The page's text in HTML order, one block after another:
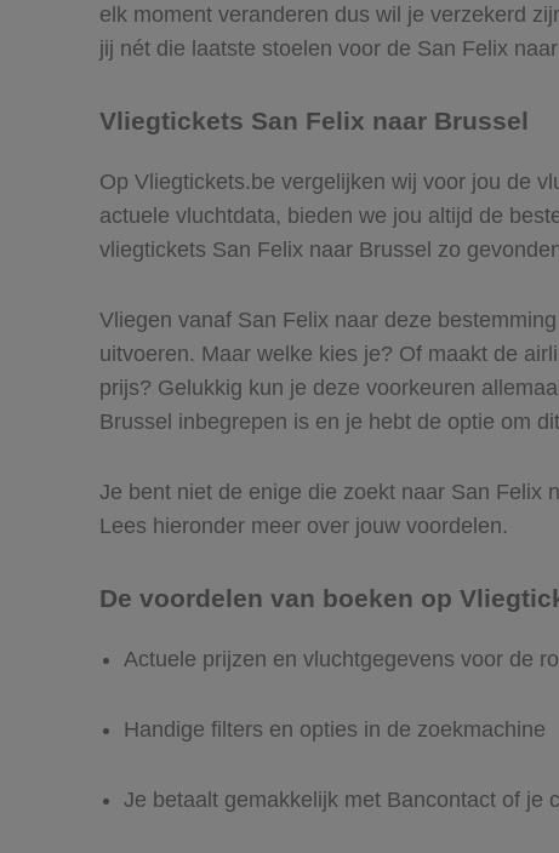
elk moment veranderen dus wil je verzekerd
jij nét die laatste stoelen voor de San Felix
Vliegtickets San Felix naar Brussel
Op Vliegtickets.be vergelijken wij voor jou de
actuele vluchtdata, bieden we jou altijd de
vliegtickets San Felix naar Brussel zo
Vliegen vanaf San Felix naar deze
uitvoeren. Maar welke kies je? Of maakt de
prijs? Gelukkig kun je deze voorkeuren
Brussel inbegrepen is en je hebt de optie om
Je bent niet de enige die zoekt naar San Felix
Lees hieronder meer over jouw voordelen.
De voordelen van boeken op
Actuele prijzen en vluchtgegevens voor de
Handige filters en opties in de zoekmachine
Je betaalt gemakkelijk met Bancontact of je